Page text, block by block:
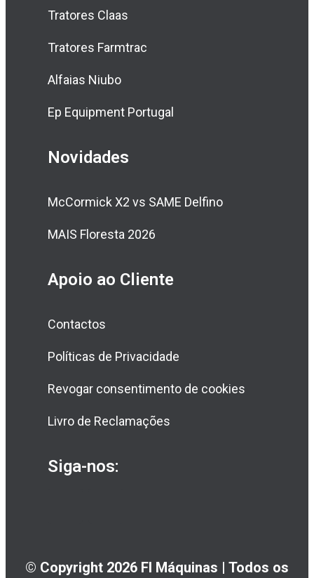
Tratores Claas
Tratores Farmtrac
Alfaias Niubo
Ep Equipment Portugal
Novidades
McCormick X2 vs SAME Delfino
MAIS Floresta 2026
Apoio ao Cliente
Contactos
Políticas de Privacidade
Revogar consentimento de cookies
Livro de Reclamações
Siga-nos:
© Copyright 2026 FI Máquinas | Todos os